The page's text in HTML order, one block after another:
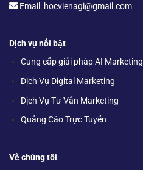
Email: hocvienagi@gmail.com
Dịch vụ nổi bật
Cung cấp giải pháp AI Marketing
Dịch Vụ Digital Marketing
Dịch Vụ Tư Vấn Marketing
Quảng Cáo Trực Tuyến
Về chúng tôi